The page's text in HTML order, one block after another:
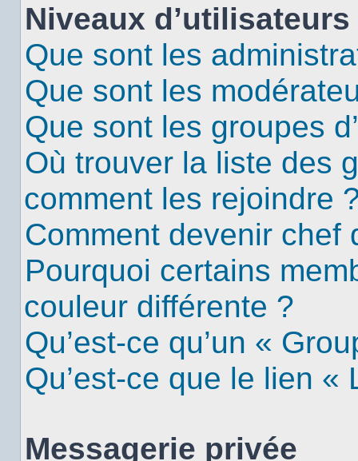
Niveaux
Que sont les
Que sont les
Que sont les groupes
Où trouver la liste des
comment les rejoindre
Comment devenir chef
Pourquoi certains
couleur différente ?
Qu’est-ce qu’un «
Qu’est-ce que le lien «
Messagerie privée